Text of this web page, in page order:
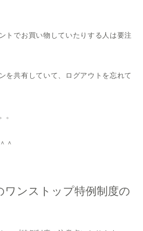
トでお買い物していたりする人は要注
を共有していて、ログアウトを忘れて
。
＾
ワンストップ特例制度の